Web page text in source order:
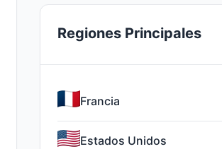
Regiones Principales
Francia
Estados Unidos